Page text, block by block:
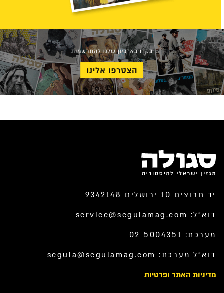
יד חרוצים 10 ירושלים 9342148
דוא”ל: service@segulamag.com
מערכת: 02-5004351
דוא”ל מערכת: segula@segulamag.com
מדיניות האתר ופרטיות